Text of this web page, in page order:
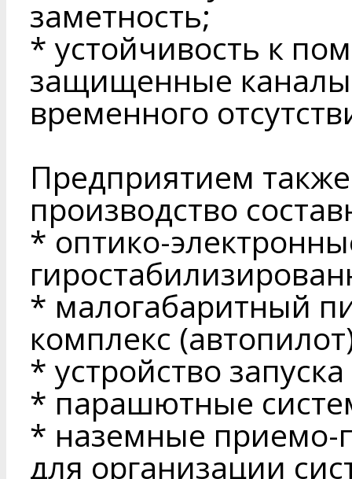
заметность;
* устойчивость к
защищенные каналы
временного
Предприятием
производство
* оптико-
* малогабаритный
комплекс
* устройство
* парашютные
* наземные
для организации